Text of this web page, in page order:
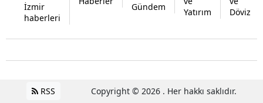
İzmir
haberleri
Gündem
Yatırım
Döviz
RSS Copyright © 2026 . Her hakkı saklıdır.